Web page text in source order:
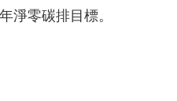
淨零碳排目標。